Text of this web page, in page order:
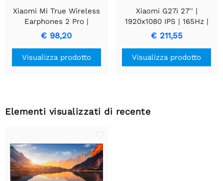
Xiaomi Mi True Wireless
Earphones 2 Pro |
Auricolari In-Ear
Bluetooth Senza Fili |
€ 98,20
Visualizza prodotto
Xiaomi G27i 27'' |
1920x1080 IPS | 165Hz |
1ms | Adaptive Sync |
Monitor Full HD
€ 211,55
Visualizza prodotto
Elementi visualizzati di recente